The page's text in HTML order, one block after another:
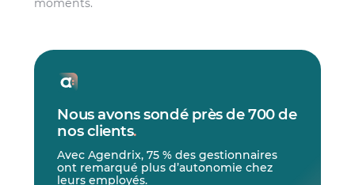
moments.
Nous avons sondé près de 700 de
nos clients.
Avec Agendrix, 75 % des gestionnaires
ont remarqué plus d’autonomie chez
leurs employés.